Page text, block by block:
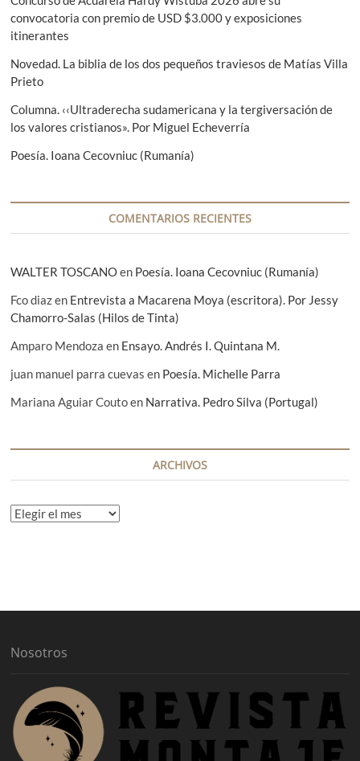
e
n
t
r
a
a
s
:
e
n
e
convocatoria con premio de USD $3.000 y exposiciones
itinerantes
Novedad. La biblia de los dos pequeños traviesos de Matías Villa
Prieto
Columna. ‹‹Ultraderecha sudamericana y la tergiversación de
los valores cristianos». Por Miguel Echeverría
Poesía. Ioana Cecovniuc (Rumanía)
COMENTARIOS RECIENTES
WALTER TOSCANOen Poesía. Ioana Cecovniuc (Rumanía)
Fco diazen Entrevista a Macarena Moya (escritora). Por Jessy
Chamorro-Salas (Hilos de Tinta)
Amparo Mendoza en Ensayo. Andrés I. Quintana M.
juan manuel parra cuevas en Poesía. Michelle Parra
Mariana Aguiar Coutoen Narrativa. Pedro Silva (Portugal)
ARCHIVOS
A
Nosotros